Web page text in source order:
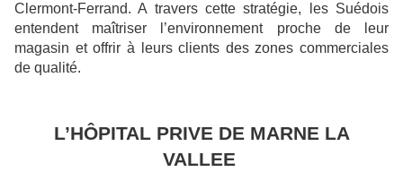
Clermont-Ferrand. A travers cette stratégie, les Suédois
entendent maîtriser l’environnement proche de leur
magasin et offrir à leurs clients des zones commerciales
de qualité.
L’HÔPITAL PRIVE DE MARNE LA
VALLEE